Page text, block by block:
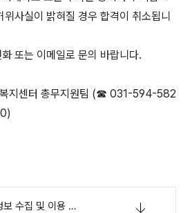
사실이 밝혀질 경우 합격이 취소됩니
또는 이메일로 문의 바랍니다.
복지센터 총무지원팀 (☎ 031-594-582
남외복_한영_개인정보 수집 및 이용 제공 동의서.hwp